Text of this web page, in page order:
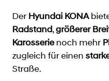
Der Hyundai KONA
Radstand,größerer
Karosserienoch mehr
zugleich für einen
Straße.